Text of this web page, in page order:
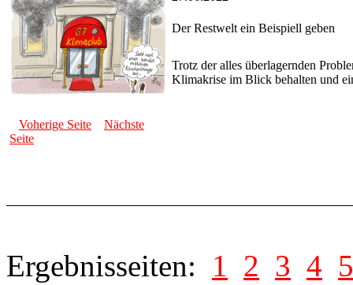
Der Restwelt ein Beispiell geben
Trotz der alles überlagernden
Klimakrise im Blick behalten und
Voherige Seite
Nächste
Seite
Ergebnisseiten: 1 2 3 4 5